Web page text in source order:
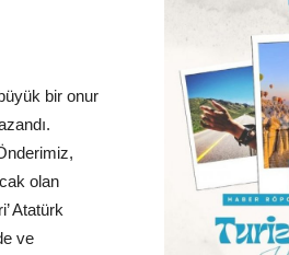
bir onur
olan
Atatürk
ve